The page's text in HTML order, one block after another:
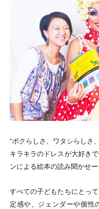
“ボクらしさ、ワタシらしさ
キラキラのドレスが大好き
ンによる絵本の読み聞かせー
すべての子どもたちにとっ
定感や、ジェンダーや個性